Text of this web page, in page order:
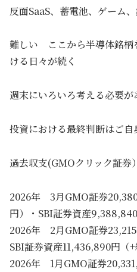
反面SaaS、蓄電池、ゲーム
難しい ここから半導体銘柄
ける日々が続く
週末にいろいろ考える必要が
投資における最終判断はご自
過去収支(GMOクリック証券
2026年 3月GMO証券
円）・SBI証券資産
2026年 2月GMO証券
SBI証券資産11,436,890円（+
2026年 1月GMO証券